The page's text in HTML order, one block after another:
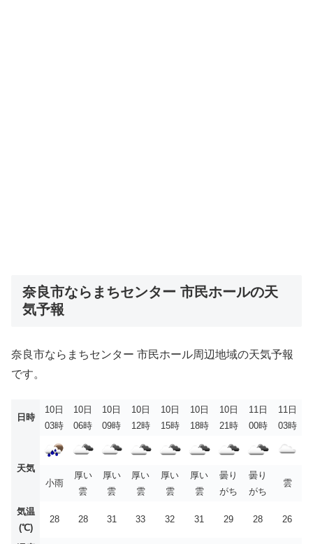
奈良市ならまちセンター 市民ホールの天
気予報
奈良市ならまちセンター 市民ホール周辺地域の天気予報
です。
日時
10日
03時
10日
06時
10日
09時
10日
12時
10日
15時
10日
18時
10日
21時
11日
00時
11日
03時
天気
小雨
厚い
雲
厚い
雲
厚い
雲
厚い
雲
厚い
雲
曇り
がち
曇り
がち
雲
気温
(℃)
28 28 31 33 32 31 29 28 26